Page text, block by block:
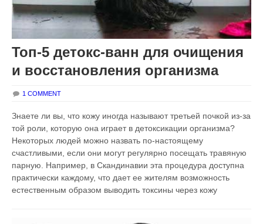
Топ-5 детокс-ванн для очищения
и восстановления организма
1 COMMENT
Знаете ли вы, что кожу иногда называют третьей почкой из-за
той роли, которую она играет в детоксикации организма?
Некоторых людей можно назвать по-настоящему
счастливыми, если они могут регулярно посещать травяную
парную. Например, в Скандинавии эта процедура доступна
практически каждому, что дает ее жителям возможность
естественным образом выводить токсины через кожу